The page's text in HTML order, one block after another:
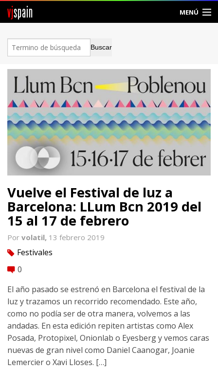
vjspain MENÚ
Foros
Noticias
Vjspain
Ayuda
Contacto
Entrar
Crear Cuenta
Vuelve el Festival de luz a
Barcelona: LLum Bcn 2019 del
15 al 17 de febrero
Por volatil, 13 febrero 2019
tag Festivales
comment 0
El año pasado se estrenó en Barcelona el festival de la
luz y trazamos un recorrido recomendado. Este año,
como no podía ser de otra manera, volvemos a las
andadas. En esta edición repiten artistas como Alex
Posada, Protopixel, Onionlab o Eyesberg y vemos caras
nuevas de gran nivel como Daniel Caanogar, Joanie
Lemercier o Xavi Lloses. […]